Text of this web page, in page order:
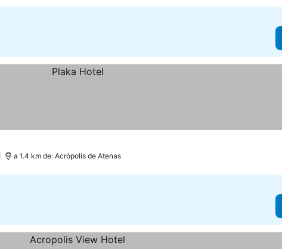
a 1.4 km de: Acrópolis de Atenas